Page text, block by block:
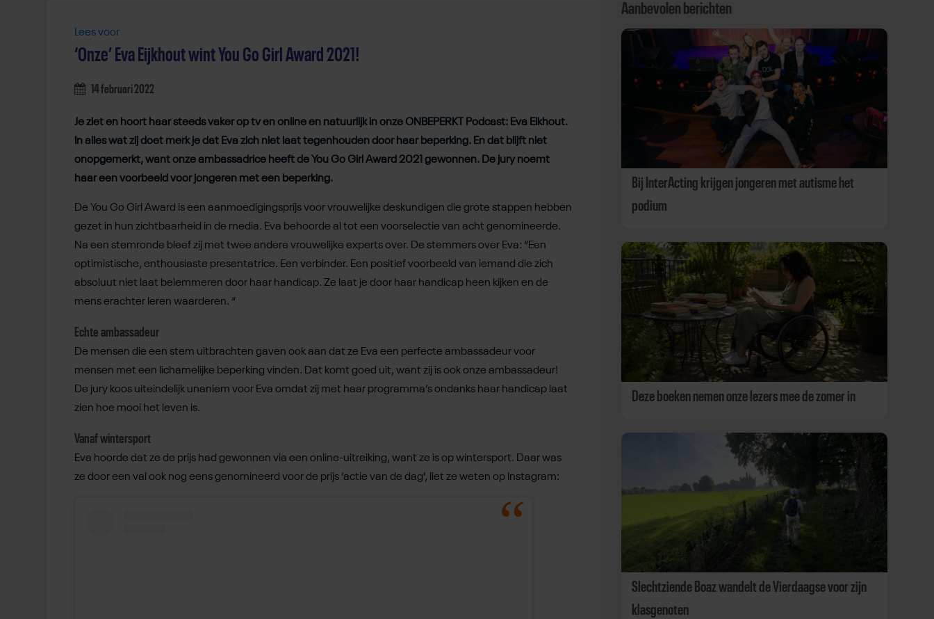
Lees voor
‘Onze’ Eva Eijkhout wint You Go Girl Award 2021!
14 februari 2022
Je ziet en hoort haar steeds vaker op tv en online en natuurlijk in onze ONBEPERKT Podcast: Eva Eikhout.
In alles wat zij doet merk je dat Eva zich niet laat tegenhouden door haar beperking. En dat blijft niet
onopgemerkt, want onze ambassadrice heeft de You Go Girl Award 2021 gewonnen. De jury noemt
haar een voorbeeld voor jongeren met een beperking.
De You Go Girl Award is een aanmoedigingsprijs voor vrouwelijke deskundigen die grote stappen hebben
gezet in hun zichtbaarheid in de media. Eva behoorde al tot een voorselectie van acht genomineerde.
Na een stemronde bleef zij met twee andere vrouwelijke experts over. De stemmers over Eva: “Een
optimistische, enthousiaste presentatrice. Een verbinder. Een positief voorbeeld van iemand die zich
absoluut niet laat belemmeren door haar handicap. Ze laat je door haar handicap heen kijken en de
mens erachter leren waarderen. “
Echte ambassadeur
De mensen die een stem uitbrachten gaven ook aan dat ze Eva een perfecte ambassadeur voor
mensen met een lichamelijke beperking vinden. Dat komt goed uit, want zij is ook onze ambassadeur!
De jury koos uiteindelijk unaniem voor Eva omdat zij met haar programma’s ondanks haar handicap laat
zien hoe mooi het leven is.
Vanaf wintersport
Eva hoorde dat ze de prijs had gewonnen via een online-uitreiking, want ze is op wintersport. Daar was
ze door een val ook nog eens genomineerd voor de prijs ‘actie van de dag’, liet ze weten op Instagram:
Aanbevolen berichten
Bij InterActing krijgen jongeren met autisme het
podium
Deze boeken nemen onze lezers mee de zomer in
Slechtziende Boaz wandelt de Vierdaagse voor zijn
klasgenoten